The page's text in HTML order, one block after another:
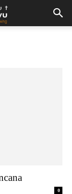
0